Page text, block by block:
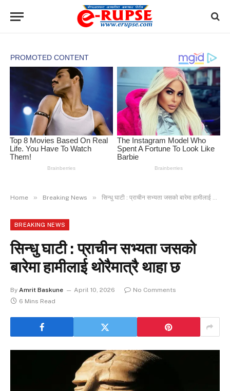
Home » Breaking News » सिन्धु घाटी : प्राचीन सभ्यता जसको बारेमा हामीलाई थोरैमात्रै थाहा छ
BREAKING NEWS
सिन्धु घाटी : प्राचीन सभ्यता जसको
बारेमा हामीलाई थोरैमात्रै थाहा छ
By Amrit Baskune April 10, 2026
No Comments
6 Mins Read